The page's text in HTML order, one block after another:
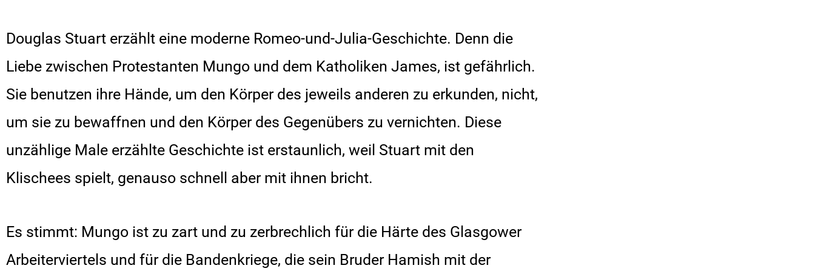
Douglas Stuart erzählt eine moderne Romeo-und-Julia-Geschichte. Denn die
Liebe zwischen Protestanten Mungo und dem Katholiken James, ist gefährlich.
Sie benutzen ihre Hände, um den Körper des jeweils anderen zu erkunden, nicht,
um sie zu bewaffnen und den Körper des Gegenübers zu vernichten. Diese
unzählige Male erzählte Geschichte ist erstaunlich, weil Stuart mit den
Klischees spielt, genauso schnell aber mit ihnen bricht.
Es stimmt: Mungo ist zu zart und zu zerbrechlich für die Härte des Glasgower
Arbeiterviertels und für die Bandenkriege, die sein Bruder Hamish mit der